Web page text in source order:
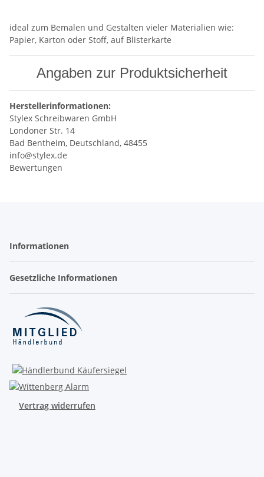
ideal zum Bemalen und Gestalten vieler Materialien wie:
Papier, Karton oder Stoff, auf Blisterkarte
Angaben zur Produktsicherheit
Herstellerinformationen:
Stylex Schreibwaren GmbH
Londoner Str. 14
Bad Bentheim, Deutschland, 48455
info@stylex.de
Bewertungen
Informationen
Gesetzliche Informationen
Vertrag widerrufen